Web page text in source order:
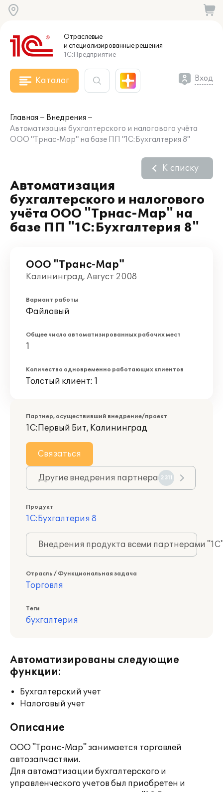
Отраслевые
и специализированныерешения
1С:Предприятие
Каталог Вход
Главная
Внедрения
Автоматизация бухгалтерского и налогового учёта
ООО "Трнас-Мар" на базе ПП "1С:Бухгалтерия 8"
Автоматизация
бухгалтерского и налогового
учёта ООО "Трнас-Мар" на
базе ПП "1С:Бухгалтерия 8"
К списку
ООО "Транс-Мар"
Калининград, Август 2008
Вариант работы
Файловый
Общее число автоматизированных рабочих мест
1
Количество одновременно работающих клиентов
Толстый клиент: 1
Партнер, осуществивший внедрение/проект
1С:Первый Бит, Калининград
Связаться
Другие внедрения партнера 2311
Продукт
1С:Бухгалтерия 8
Внедрения продукта всеми партнерами
Отрасль / Функциональная задача
Торговля
Теги
бухгалтерия
Автоматизированы следующие
функции:
Бухгалтерский учет
Налоговый учет
Описание
ООО "Транс-Мар" занимается торговлей
автозапчастями.
Для автоматизации бухгалтерского и
управленческого учетов был приобретен и